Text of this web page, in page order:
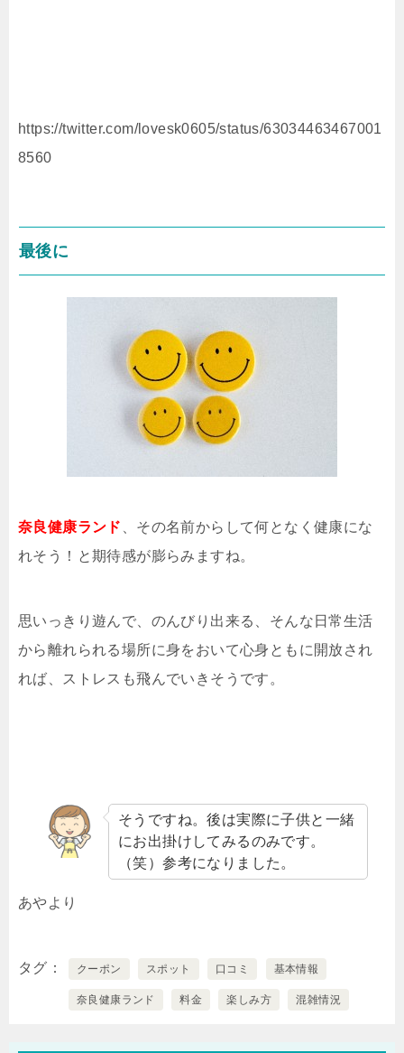
https://twitter.com/lovesk0605/status/63034463467001
8560
最後に
奈良健康ランド
、その名前からして何となく健康にな
れそう！と期待感が膨らみますね。
思いっきり遊んで、のんびり出来る、そんな日常生活
から離れられる場所に身をおいて心身ともに開放され
れば、ストレスも飛んでいきそうです。
そうですね。後は実際に子供と一緒
にお出掛けしてみるのみです。
（笑）参考になりました。
あやより
タグ クーポン スポット 口コミ 基本情報
奈良健康ランド 料金 楽しみ方 混雑情況